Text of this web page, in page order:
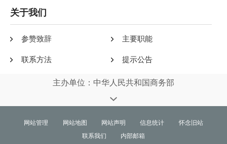
关于我们
参赞致辞 主要职能
联系方法 提示公告
主办单位：中华人民共和国商务部
网站管理 网站地图 网站声明 信息统计
怀念旧站
联系我们
内部邮箱